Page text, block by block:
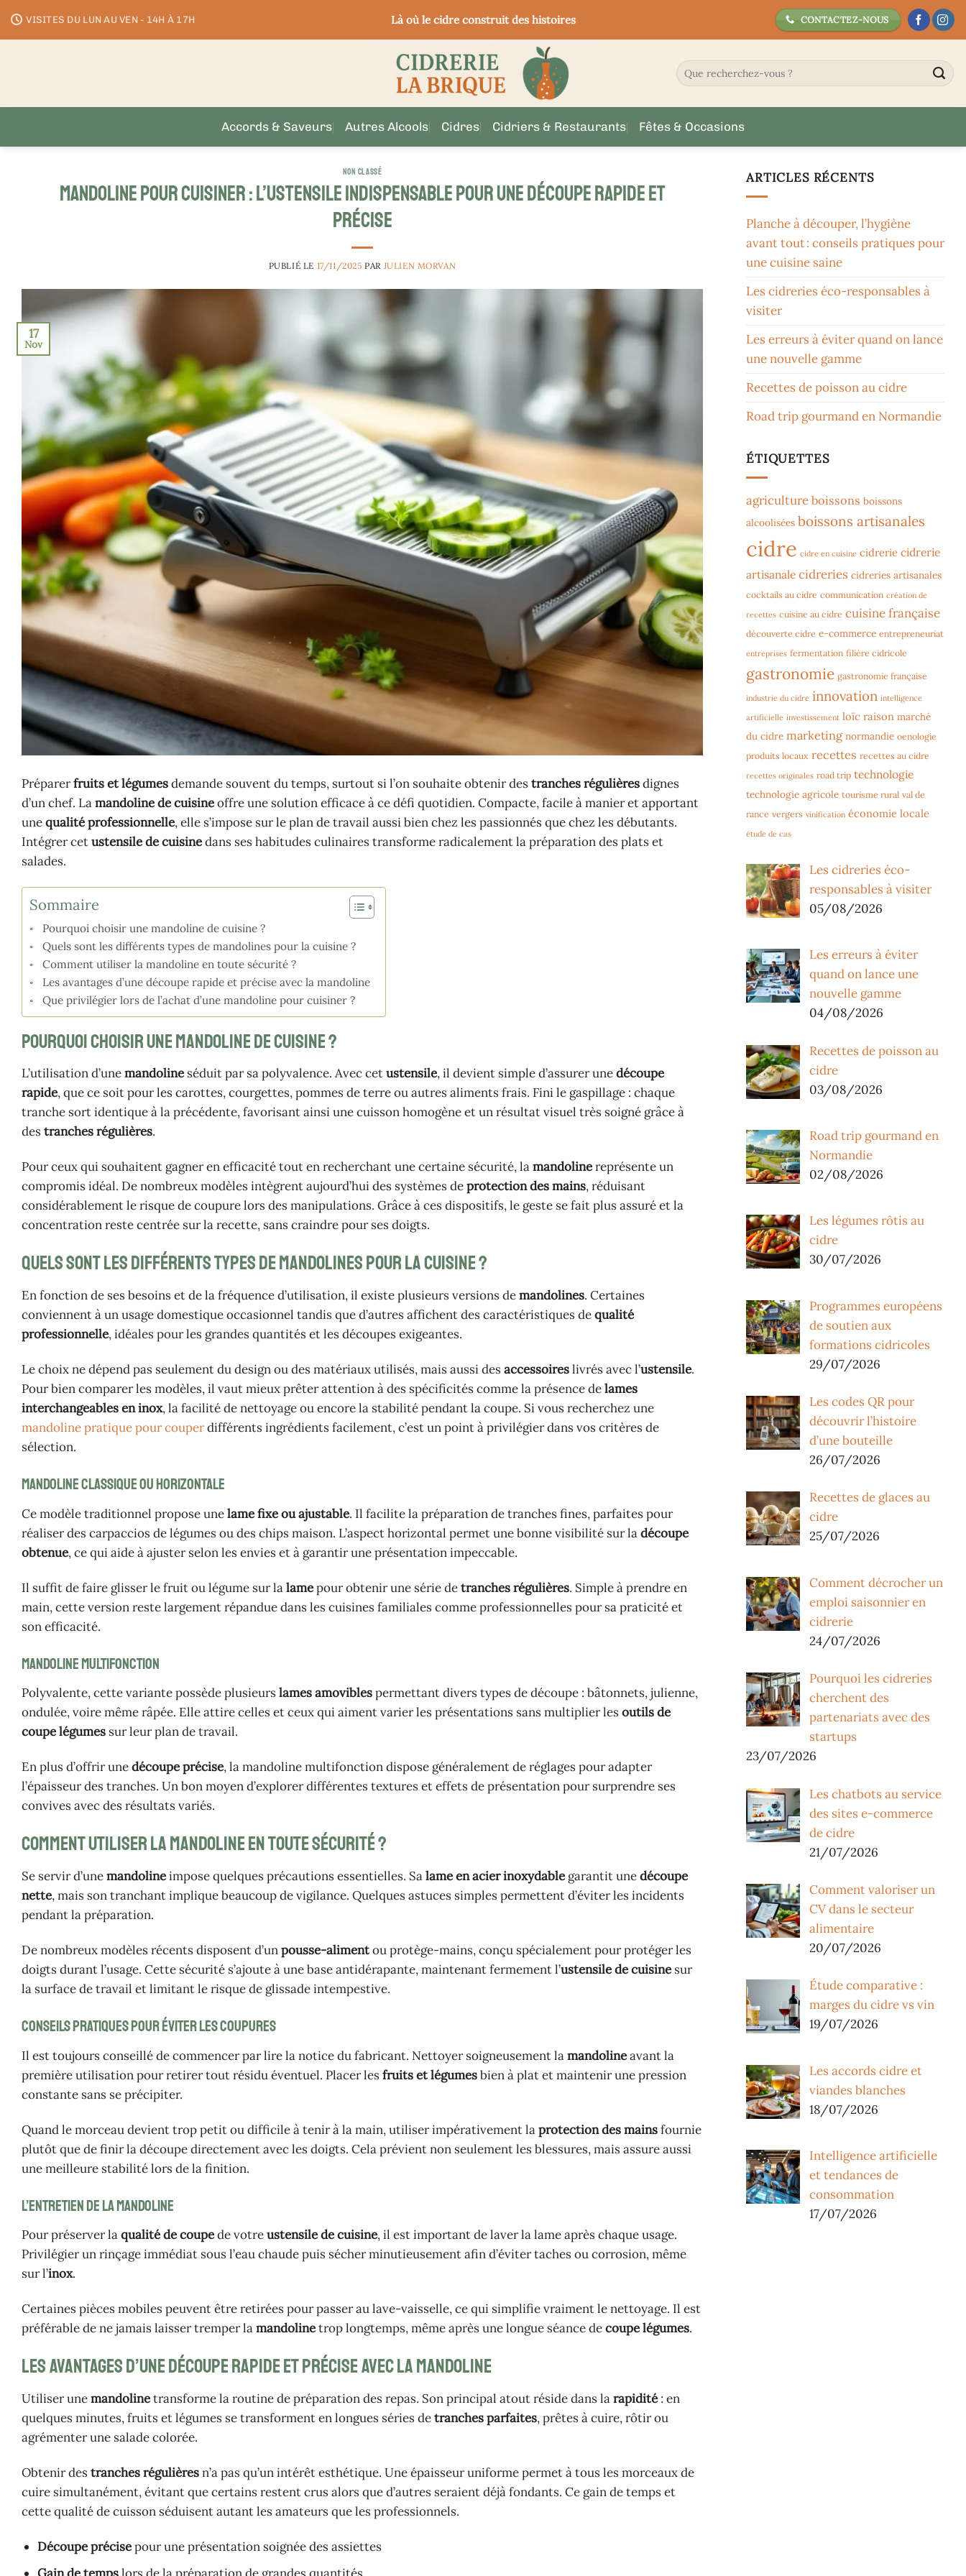
au
VISITES DU LUN AU VEN - 14H À 17H Là où le cidre construit des histoires CONTACTEZ-NOUS
Accords & Saveurs Autres Alcools Cidres Cidriers & Restaurants Fêtes & Occasions
NON CLASSÉ
Mandoline pour cuisiner : l’ustensile indispensable pour une découpe rapide et
précise
PUBLIÉ LE 17/11/2025 PAR JULIEN MORVAN
17
Nov
Préparerfruits et légumesdemande souvent du temps, surtout si l’on souhaite obtenir des tranches régulièresdignes
d’un chef. Lamandoline de cuisineoffre une solution efficace à ce défi quotidien. Compacte, facile à manier et apportant
unequalité professionnelle, elle s’impose sur le plan de travail aussi bien chez les passionnés que chez les débutants.
Intégrer cetustensile de cuisinedans ses habitudes culinaires transforme radicalement la préparation des plats et
salades.
Sommaire
Pourquoi choisir une mandoline de cuisine ?
Quels sont les différents types de mandolines pour la cuisine ?
Comment utiliser la mandoline en toute sécurité ?
Les avantages d’une découpe rapide et précise avec la mandoline
Que privilégier lors de l’achat d’une mandoline pour cuisiner ?
Pourquoi choisir une mandoline de cuisine ?
L’utilisation d’unemandoline séduit par sa polyvalence. Avec cetustensile, il devient simple d’assurer unedécoupe
rapide, que ce soit pour les carottes, courgettes, pommes de terre ou autres aliments frais. Fini le gaspillage : chaque
tranche sort identique à la précédente, favorisant ainsi une cuisson homogène et un résultat visuel très soigné grâce à
des tranches régulières.
Pour ceux qui souhaitent gagner en efficacité tout en recherchant une certaine sécurité, lamandolinereprésente un
compromis idéal. De nombreux modèles intègrent aujourd’hui des systèmes deprotection des mains, réduisant
considérablement le risque de coupure lors des manipulations. Grâce à ces dispositifs, le geste se fait plus assuré et la
concentration reste centrée sur la recette, sans craindre pour ses doigts.
Quels sont les différents types de mandolines pour la cuisine ?
En fonction de ses besoins et de la fréquence d’utilisation, il existe plusieurs versions demandolines. Certaines
conviennent à un usage domestique occasionnel tandis que d’autres affichent des caractéristiques dequalité
professionnelle, idéales pour les grandes quantités et les découpes exigeantes.
Le choix ne dépend pas seulement du design ou des matériaux utilisés, mais aussi des accessoireslivrés avec l’ustensile.
Pour bien comparer les modèles, il vaut mieux prêter attention à des spécificités comme la présence delames
interchangeables en inox, la facilité de nettoyage ou encore la stabilité pendant la coupe. Si vous recherchez une
mandoline pratique pour couperdifférents ingrédients facilement, c’est un point à privilégier dans vos critères de
sélection.
Mandoline classique ou horizontale
Ce modèle traditionnel propose unelame fixe ou ajustable. Il facilite la préparation de tranches fines, parfaites pour
réaliser des carpaccios de légumes ou des chips maison. L’aspect horizontal permet une bonne visibilité sur ladécoupe
obtenue, ce qui aide à ajuster selon les envies et à garantir une présentation impeccable.
Il suffit de faire glisser le fruit ou légume sur lalamepour obtenir une série detranches régulières. Simple à prendre en
main, cette version reste largement répandue dans les cuisines familiales comme professionnelles pour sa praticité et
son efficacité.
Mandoline multifonction
Polyvalente, cette variante possède plusieurs lames amoviblespermettant divers types de découpe : bâtonnets, julienne,
ondulée, voire même râpée. Elle attire celles et ceux qui aiment varier les présentations sans multiplier les outils de
coupe légumes sur leur plan de travail.
En plus d’offrir unedécoupe précise, la mandoline multifonction dispose généralement de réglages pour adapter
l’épaisseur des tranches. Un bon moyen d’explorer différentes textures et effets de présentation pour surprendre ses
convives avec des résultats variés.
Comment utiliser la mandoline en toute sécurité ?
Se servir d’unemandolineimpose quelques précautions essentielles. Salame en acier inoxydable garantit unedécoupe
nette, mais son tranchant implique beaucoup de vigilance. Quelques astuces simples permettent d’éviter les incidents
pendant la préparation.
De nombreux modèles récents disposent d’unpousse-alimentou protège-mains, conçu spécialement pour protéger les
doigts durant l’usage. Cette sécurité s’ajoute à une base antidérapante, maintenant fermement l’ustensile de cuisine sur
la surface de travail et limitant le risque de glissade intempestive.
Conseils pratiques pour éviter les coupures
Il est toujours conseillé de commencer par lire la notice du fabricant. Nettoyer soigneusement lamandolineavant la
première utilisation pour retirer tout résidu éventuel. Placer les fruits et légumesbien à plat et maintenir une pression
constante sans se précipiter.
Quand le morceau devient trop petit ou difficile à tenir à la main, utiliser impérativement laprotection des mainsfournie
plutôt que de finir la découpe directement avec les doigts. Cela prévient non seulement les blessures, mais assure aussi
une meilleure stabilité lors de la finition.
L’entretien de la mandoline
Pour préserver laqualité de coupede votreustensile de cuisine, il est important de laver la lame après chaque usage.
Privilégier un rinçage immédiat sous l’eau chaude puis sécher minutieusement afin d’éviter taches ou corrosion, même
sur l’inox.
Certaines pièces mobiles peuvent être retirées pour passer au lave-vaisselle, ce qui simplifie vraiment le nettoyage. Il est
préférable de ne jamais laisser tremper lamandolinetrop longtemps, même après une longue séance decoupe légumes.
Les avantages d’une découpe rapide et précise avec la mandoline
Utiliser unemandolinetransforme la routine de préparation des repas. Son principal atout réside dans larapidité : en
quelques minutes, fruits et légumes se transforment en longues séries detranches parfaites, prêtes à cuire, rôtir ou
agrémenter une salade colorée.
Obtenir des tranches régulièresn’a pas qu’un intérêt esthétique. Une épaisseur uniforme permet à tous les morceaux de
cuire simultanément, évitant que certains restent crus alors que d’autres seraient déjà fondants. Ce gain de temps et
cette qualité de cuisson séduisent autant les amateurs que les professionnels.
Découpe précisepour une présentation soignée des assiettes
ARTICLES RÉCENTS
Planche à découper, l’hygiène
avant tout : conseils pratiques pour
une cuisine saine
Les cidreries éco-responsables à
visiter
Les erreurs à éviter quand on lance
une nouvelle gamme
Recettes de poisson au cidre
Road trip gourmand en Normandie
ÉTIQUETTES
agriculture boissons boissons
alcoolisées boissons artisanales
cidre cidre en cuisine cidrerie cidrerie
artisanale cidreries cidreries artisanales
cocktails au cidre communication création de
recettes cuisine au cidre cuisine française
découverte cidre e-commerce entrepreneuriat
entreprises fermentation filière cidricole
gastronomie gastronomie française
industrie du cidre innovation intelligence
artificielle investissement loïc raison marché
du cidre marketing normandie oenologie
produits locaux recettes recettes au cidre
recettes originales road trip technologie
technologie agricole tourisme rural val de
rance vergers vinification économie locale
étude de cas
Les cidreries éco-
responsables à visiter
05/08/2026
Les erreurs à éviter
quand on lance une
nouvelle gamme
04/08/2026
Recettes de poisson au
cidre
03/08/2026
Road trip gourmand en
Normandie
02/08/2026
Les légumes rôtis au
cidre
30/07/2026
Programmes européens
de soutien aux
formations cidricoles
29/07/2026
Les codes QR pour
découvrir l’histoire
d’une bouteille
26/07/2026
Recettes de glaces au
cidre
25/07/2026
Comment décrocher un
emploi saisonnier en
cidrerie
24/07/2026
Pourquoi les cidreries
cherchent des
partenariats avec des
startups
23/07/2026
Les chatbots au service
des sites e-commerce
de cidre
21/07/2026
Comment valoriser un
CV dans le secteur
alimentaire
20/07/2026
Étude comparative :
marges du cidre vs vin
19/07/2026
Les accords cidre et
viandes blanches
18/07/2026
Intelligence artificielle
et tendances de
consommation
17/07/2026